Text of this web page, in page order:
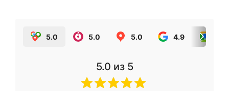
5.0 5.0 5.0 4.9
5.0 из 5